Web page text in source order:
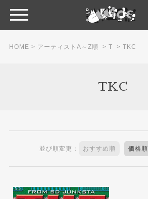
HOME > アーティストA～Z順 > T > TKC
TKC
並び順変更： おすすめ順 価格順